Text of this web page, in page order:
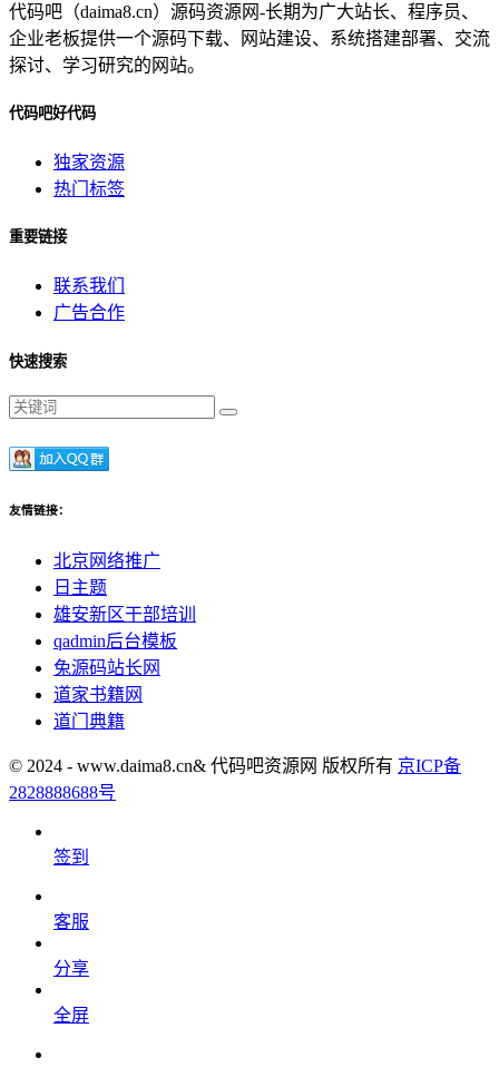
代码吧（daima8.cn）源码资源网-长期为广大站长、程序员、
企业老板提供一个源码下载、网站建设、系统搭建部署、交流
探讨、学习研究的网站。
代码吧好代码
独家资源
热门标签
重要链接
联系我们
广告合作
快速搜索
友情链接：
北京网络推广
日主题
雄安新区干部培训
qadmin后台模板
兔源码站长网
道家书籍网
道门典籍
© 2024 - www.daima8.cn& 代码吧资源网 版权所有 京ICP备
2828888688号
签到
客服
分享
全屏